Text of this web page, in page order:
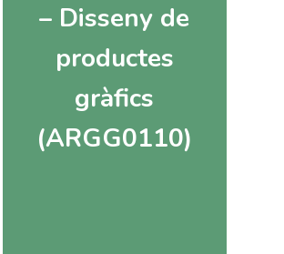
– Disseny de
productes
gràfics
(ARGG0110)